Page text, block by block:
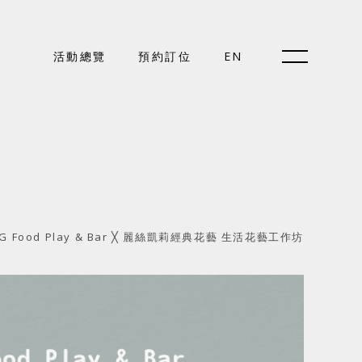
活動總覽 預約訂位 EN
預約訂位 EN
關於好樣
最新消息
Food Play & Bar ╳ 麗絲凱莉經典花藝 生活花藝工作坊